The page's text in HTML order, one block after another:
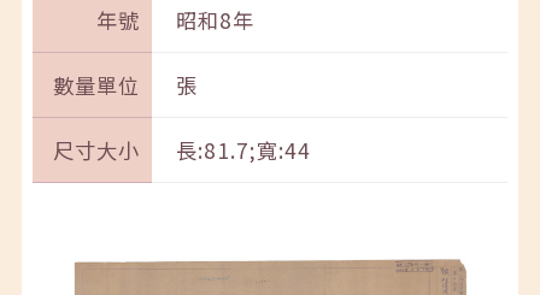
年號 昭和8年
數量單位 張
尺寸大小 長:81.7;寬:44